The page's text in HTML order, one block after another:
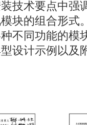
技术要点中强
块的组合形式
不同功能的模
设计示例以及